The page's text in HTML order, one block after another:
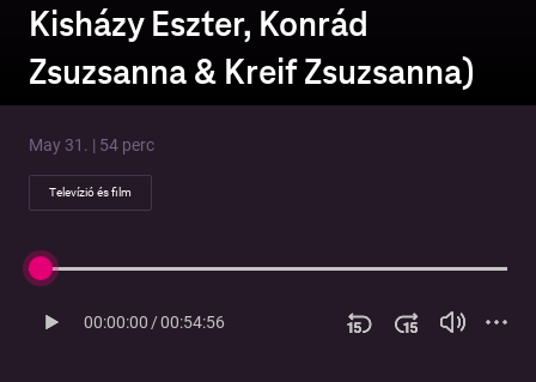
Kisházy Eszter, Konrád
Zsuzsanna & Kreif Zsuzsanna)
May 31. | 54 perc
Televízió és film
00:00:00/00:54:56